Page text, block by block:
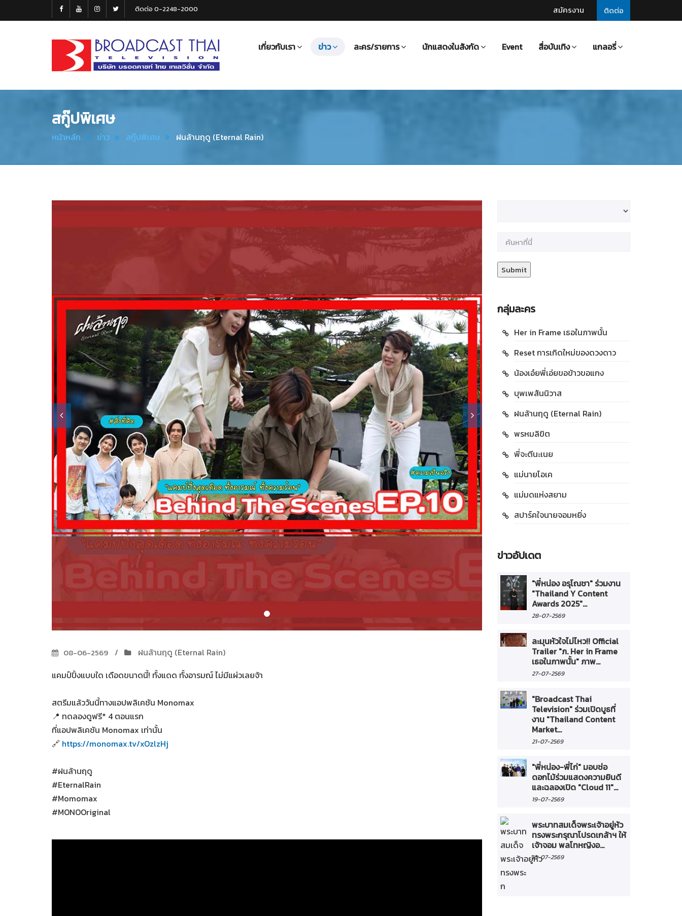
ติดต่อ
สมัครงาน
ติดต่อ 0-2248-2000
Thai
เกี่ยวกับเรา ข่าว ละคร/รายการ นักแสดงในสังกัด Event สื่อบันเทิง แกลอรี่
สกู๊ปพิเศษ
หน้าหลัก ข่าว สกู๊ปพิเศษ ฝนล้านฤดู (Eternal Rain)
08-06-2569
ฝนล้านฤดู (Eternal Rain)
แคมป์ปิ้งแบบใด เดือดขนาดนี้! ทั้งแดด ทั้งอารมณ์ ไม่มีแผ่วเลยจ้า
สตรีมแล้ววันนี้ทางแอปพลิเคชัน Monomax
📍 ทดลองดูฟรี* 4 ตอนแรก
ที่แอปพลิเคชัน Monomax เท่านั้น
🔗 https://monomax.tv/xOzlzHj
#ฝนล้านฤดู
#EternalRain
#Momomax
#MONOOriginal
กลุ่มละคร
Her in Frame เธอในภาพนั้น
Reset การเกิดใหม่ของดวงดาว
น้องเอ๋ยพี่เอ่ยขอข้าวขอแกง
บุพเพสันนิวาส
ฝนล้านฤดู (Eternal Rain)
พรหมลิขิต
พี่จะตีนะเนย
แม่นายโอเค
แม่มดแห่งสยาม
สปาร์คใจนายจอมหยิ่ง
ข่าวอัปเดต
"พี่หน่อง อรุโณชา" ร่วมงาน
"Thailand Y Content
Awards 2025"...
28-07-2569
ละมุนหัวใจไม่ไหว!! Official
Trailer "ภ. Her in Frame
เธอในภาพนั้น" ภาพ...
27-07-2569
"Broadcast Thai
Television" ร่วมเปิดบูธที่
งาน "Thailand Content
Market...
21-07-2569
"พี่หน่อง-พี่ไก่" มอบช่อ
ดอกไม้ร่วมแสดงความยินดี
และฉลองเปิด "Cloud 11"...
19-07-2569
พระบาทสมเด็จพระเจ้าอยู่หัว
ทรงพระกรุณาโปรดเกล้าฯ ให้
เจ้าจอม พลโทหญิงอ...
16-07-2569